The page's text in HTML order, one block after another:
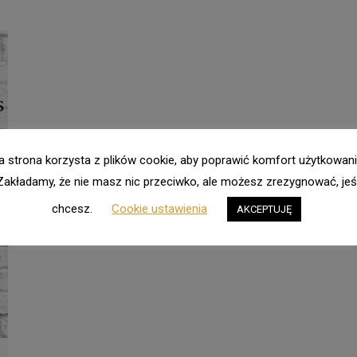
strona korzysta z plików cookie, aby poprawić komfort
że nie masz nic przeciwko, ale możesz zrezygnować,
chcesz.
Cookie ustawienia AKCEPTUJĘ